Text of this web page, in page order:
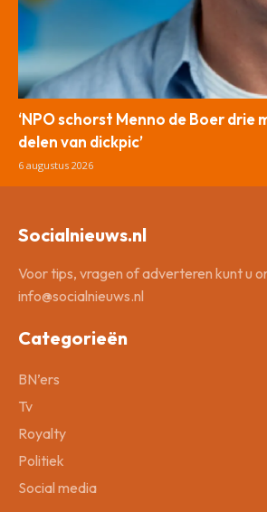
‘NPO schorst Menno de Boer drie
delen van dickpic’
6 augustus 2026
Socialnieuws.nl
Voor tips, vragen of adverteren kunt u
info@socialnieuws.nl
Categorieën
BN’ers
Tv
Royalty
Politiek
Social media